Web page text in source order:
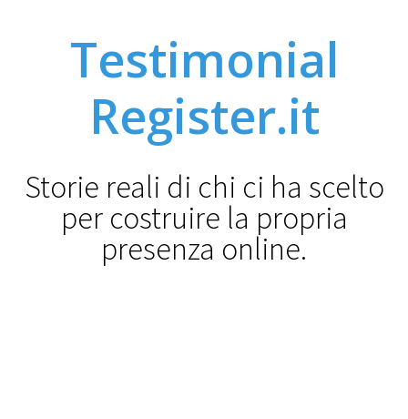
Testimonial
Register.it
Storie reali di chi ci ha scelto
per costruire la propria
presenza online.